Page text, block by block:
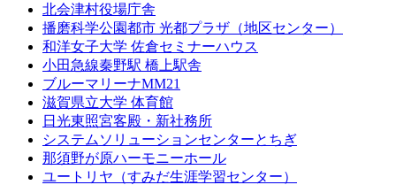
北会津村役場庁舎
播磨科学公園都市 光都プラザ（地区センター）
和洋女子大学 佐倉セミナーハウス
小田急線秦野駅 橋上駅舎
ブルーマリーナMM21
滋賀県立大学 体育館
日光東照宮客殿・新社務所
システムソリューションセンターとちぎ
那須野が原ハーモニーホール
ユートリヤ（すみだ生涯学習センター）